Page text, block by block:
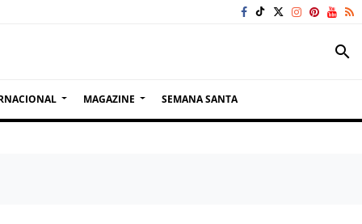
search
MAGAZINE SEMANA SANTA